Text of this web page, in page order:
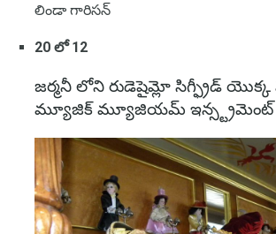
లిండా గారిసన్
20 లో 12
జర్మనీ లోని రుడెషైమ్లో సిగ్ఫ్రీడ్
మ్యూజిక్ మ్యూజియమ్ ఇన్స్ట్రమెంట్